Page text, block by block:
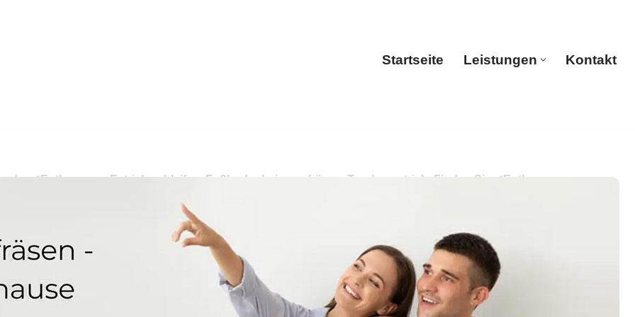
Startseite Leistungen Kontakt
✓Entkernung, Estrich schleifen, Fußbodenheizung fräsen, Trockenestrich. Finden Sie ✓Entkernung,